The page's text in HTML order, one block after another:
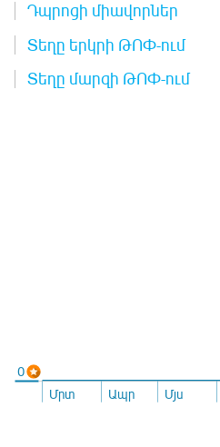
Դպրոցի միավորներ
Տեղը երկրի ԹՈՓ-ում
Տեղը մարզի ԹՈՓ-ում
Մրտ Ապր Մյս
0